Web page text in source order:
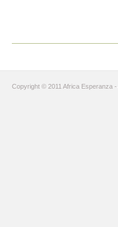
Copyright © 2011 Africa Esperanza -